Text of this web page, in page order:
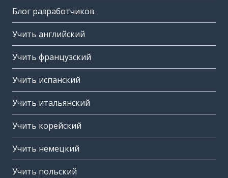
Блог разработчиков
Учить английский
Учить французский
Учить испанский
Учить итальянский
Учить корейский
Учить немецкий
Учить польский